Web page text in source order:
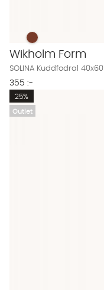
SOLINA
SOLINA
Wikholm Form
SOLINA Kuddfodral
355 :-
Outlet
25%